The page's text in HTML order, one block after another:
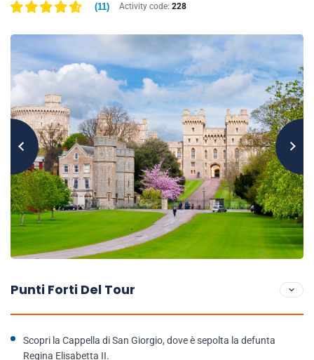
(11) Activity code: 228
Punti Forti Del Tour
Scopri la Cappella di San Giorgio, dove è sepolta la defunta
Regina Elisabetta II.